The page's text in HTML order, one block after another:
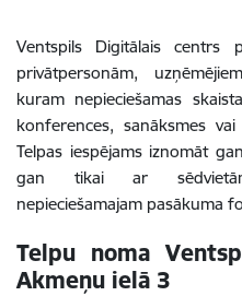
Ventspils Digitālais centrs
privātpersonām,
kuram nepieciešamas
konferences, sanāksmes
Telpas iespējams iznomāt
gan tikai ar
nepieciešamajam pasākuma
Telpu noma
Akmeņu ielā 3